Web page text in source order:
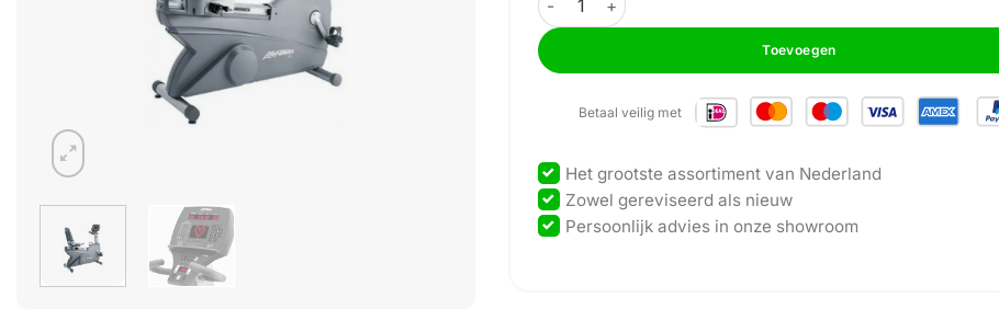
Toevoegen
Betaal veilig met
Het grootste assortiment van Nederland
Zowel gereviseerd als nieuw
Persoonlijk advies in onze showroom